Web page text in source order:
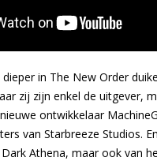
in The New Order
zij zijn enkel de uitgever,
ontwikkelaar
van Starbreeze Studios.
Athena, maar ook van